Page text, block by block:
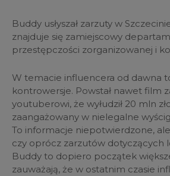
Buddy usłyszał zarzuty w
znajduje się zamiejscowy
przestępczości zorganizowanej i
W temacie influencera od dawna
kontrowersje. Powstał nawet film
youtuberowi, że wyłudził 20 mln
zaangażowany w nielegalne
To informacje niepotwierdzone,
czy oprócz zarzutów dotyczących
Buddy to dopiero początek
zauważają, że w ostatnim czasie